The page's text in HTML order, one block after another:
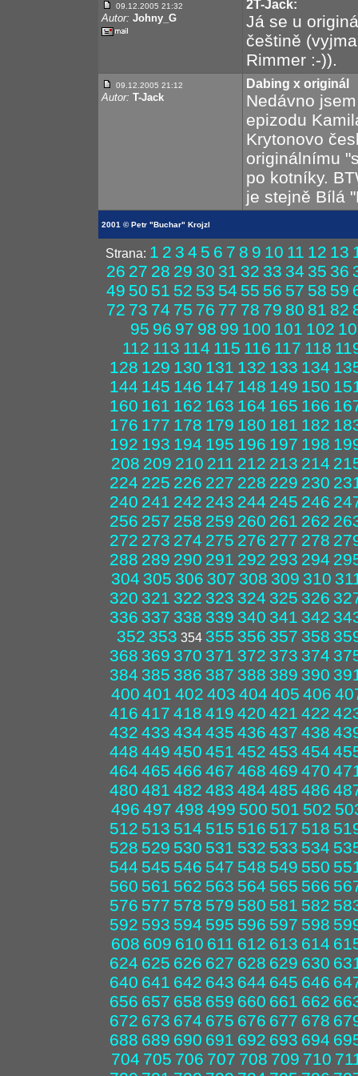
09.12.2005 21:32
Autor: Johny_G
2T-Jack:
Já se u
češtině
Rimmer :-)).
09.12.2005 21:12
Autor: T-Jack
Dabing x originál
Nedávno
epizodu
Krytonovo
originálnímu
po kotníky.
je stejně Bílá
2001 © Petr "Buchar" Krojzl
Strana: 1 2 3 4 5 6 7 8 9 10 11 12 13
26 27 28 29 30 31 32 33 34 35 36
49 50 51 52 53 54 55 56 57 58 59
72 73 74 75 76 77 78 79 80 81 82
95 96 97 98 99 100 101 102
112 113 114 115 116 117 118
128 129 130 131 132 133 134
144 145 146 147 148 149 150
160 161 162 163 164 165 166
176 177 178 179 180 181 182
192 193 194 195 196 197 198
208 209 210 211 212 213 214
224 225 226 227 228 229 230
240 241 242 243 244 245 246
256 257 258 259 260 261 262
272 273 274 275 276 277 278
288 289 290 291 292 293 294
304 305 306 307 308 309 310
320 321 322 323 324 325 326
336 337 338 339 340 341 342
352 353 354 355 356 357 358
368 369 370 371 372 373 374
384 385 386 387 388 389 390
400 401 402 403 404 405 406
416 417 418 419 420 421 422
432 433 434 435 436 437 438
448 449 450 451 452 453 454
464 465 466 467 468 469 470
480 481 482 483 484 485 486
496 497 498 499 500 501 502
512 513 514 515 516 517 518
528 529 530 531 532 533 534
544 545 546 547 548 549 550
560 561 562 563 564 565 566
576 577 578 579 580 581 582
592 593 594 595 596 597 598
608 609 610 611 612 613 614
624 625 626 627 628 629 630
640 641 642 643 644 645 646
656 657 658 659 660 661 662
672 673 674 675 676 677 678
688 689 690 691 692 693 694
704 705 706 707 708 709 710